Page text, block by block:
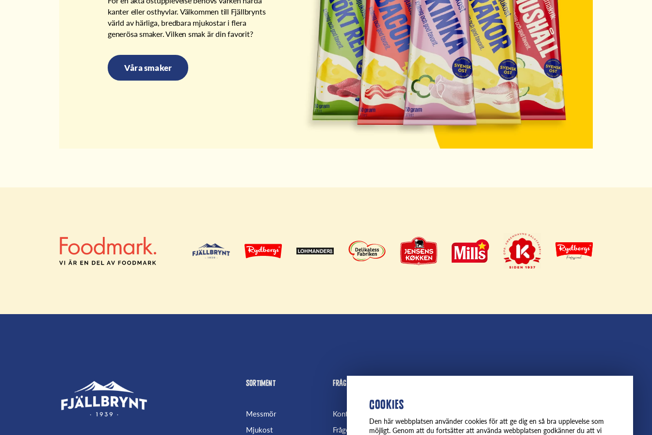
Cookies
Den här webbplatsen använder cookies för att ge dig en så bra upplevelse som
möjligt. Genom att du fortsätter att använda webbplatsen godkänner du att vi
kanter eller osthyvlar. Välkommen till Fjällbrynts
värld av härliga, bredbara mjukostar i flera
generösa smaker. Vilken smak är din favorit?
Våra smaker
Sortiment
Messmör
Mjukost
Frågor
Kontakta oss
Frågor & Svar
Nyheter
Instagram